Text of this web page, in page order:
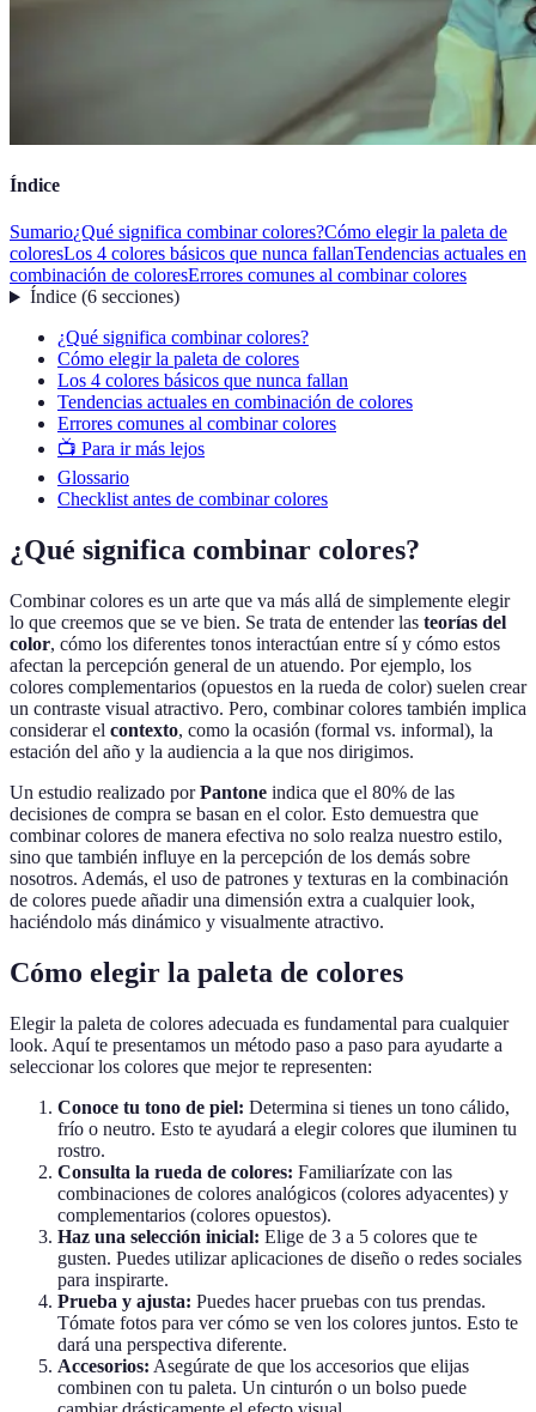
Índice
Sumario¿Qué significa combinar colores?Cómo elegir la paleta de
coloresLos 4 colores básicos que nunca fallanTendencias actuales en
combinación de coloresErrores comunes al combinar colores
Índice(6 secciones)
¿Qué significa combinar colores?
Cómo elegir la paleta de colores
Los 4 colores básicos que nunca fallan
Tendencias actuales en combinación de colores
Errores comunes al combinar colores
📺 Para ir más lejos
Glossario
Checklist antes de combinar colores
¿Qué significa combinar colores?
Combinar colores es un arte que va más allá de simplemente elegir
lo que creemos que se ve bien. Se trata de entender las teorías del
color, cómo los diferentes tonos interactúan entre sí y cómo estos
afectan la percepción general de un atuendo. Por ejemplo, los
colores complementarios (opuestos en la rueda de color) suelen crear
un contraste visual atractivo. Pero, combinar colores también implica
considerar el contexto, como la ocasión (formal vs. informal), la
estación del año y la audiencia a la que nos dirigimos.
Un estudio realizado porPantone indica que el 80% de las
decisiones de compra se basan en el color. Esto demuestra que
combinar colores de manera efectiva no solo realza nuestro estilo,
sino que también influye en la percepción de los demás sobre
nosotros. Además, el uso de patrones y texturas en la combinación
de colores puede añadir una dimensión extra a cualquier look,
haciéndolo más dinámico y visualmente atractivo.
Cómo elegir la paleta de colores
Elegir la paleta de colores adecuada es fundamental para cualquier
look. Aquí te presentamos un método paso a paso para ayudarte a
seleccionar los colores que mejor te representen:
Conoce tu tono de piel: Determina si tienes un tono cálido,
frío o neutro. Esto te ayudará a elegir colores que iluminen tu
rostro.
Consulta la rueda de colores: Familiarízate con las
combinaciones de colores analógicos (colores adyacentes) y
complementarios (colores opuestos).
Haz una selección inicial: Elige de 3 a 5 colores que te
gusten. Puedes utilizar aplicaciones de diseño o redes sociales
para inspirarte.
Prueba y ajusta: Puedes hacer pruebas con tus prendas.
Tómate fotos para ver cómo se ven los colores juntos. Esto te
dará una perspectiva diferente.
Accesorios: Asegúrate de que los accesorios que elijas
combinen con tu paleta. Un cinturón o un bolso puede